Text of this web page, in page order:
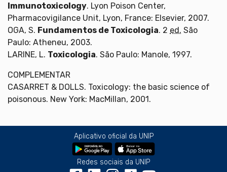
Immunotoxicology. Lyon Poison Center,
Pharmacovigilance Unit, Lyon, France: Elsevier, 2007.
OGA, S. Fundamentos de Toxicologia. 2 ed. São
Paulo: Atheneu, 2003.
LARINE, L. Toxicologia. São Paulo: Manole, 1997.
COMPLEMENTAR
CASARRET & DOLLS. Toxicology: the basic science of
poisonous. New York: MacMillan, 2001.
Aplicativo oficial da UNIP
Redes sociais da UNIP